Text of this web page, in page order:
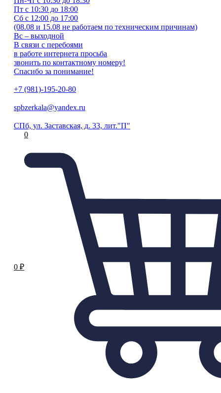
Пт с 10:30 до 18:00
Сб с 12:00 до 17:00
(08.08 и 15.08 не работаем по техническим причинам)
Вс – выходной
В связи с перебоями
в работе интернета просьба
звонить по контактному номеру!
Спасибо за понимание!
+7 (981)-195-20-80
spbzerkala@yandex.ru
СПб, ул. Заставская, д. 33, лит."П"
0 ₽
0